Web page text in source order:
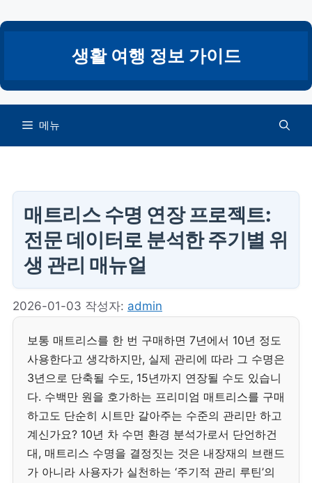
텐
건
너
생활 여행 정보 가이드
메뉴
매트리스 수명 연장 프로젝트:
전문 데이터로 분석한 주기별 위
생 관리 매뉴얼
2026-01-03 작성자: admin
보통 매트리스를 한 번 구매하면 7년에서 10년 정도
사용한다고 생각하지만, 실제 관리에 따라 그 수명은
3년으로 단축될 수도, 15년까지 연장될 수도 있습니
다. 수백만 원을 호가하는 프리미엄 매트리스를 구매
하고도 단순히 시트만 갈아주는 수준의 관리만 하고
계신가요? 10년 차 수면 환경 분석가로서 단언하건
대, 매트리스 수명을 결정짓는 것은 내장재의 브랜드
가 아니라 사용자가 실천하는 ‘주기적 관리 루틴’의